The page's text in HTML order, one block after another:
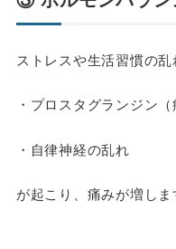
ストレスや生活習慣の乱
・プロスタグランジン
・自律神経の乱れ
が起こり、痛みが増しま